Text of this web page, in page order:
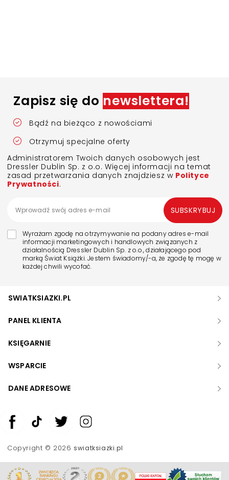
Zapisz się do newslettera!
Bądź na bieżąco z nowościami
Otrzymuj specjalne oferty
Administratorem Twoich danych osobowych jest
Dressler Dublin Sp. z o.o. Więcej informacji na temat
zasad przetwarzania danych znajdziesz w Polityce
Prywatności.
Wyrażam zgodę na otrzymywanie na podany adres e-mail
informacji marketingowych i handlowych związanych z
działalnością Dressler Dublin Sp. z o.o., działającego pod
marką Świat Książki. Jestem świadomy/-a, że zgodę tę mogę w
każdej chwili wycofać.
SUBSKRYBUJ
SWIATKSIAZKI.PL
PANEL KLIENTA
KSIĘGARNIE
WSPARCIE
DANE ADRESOWE
Copyright © 2026swiatksiazki.pl
Zwiększ rozmiar czcionki
Skala szarości